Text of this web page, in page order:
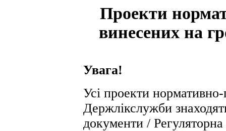
Проекти
винесених на
Увага!
Усі проекти нормативно-
Держлікслужби
документи / Регуляторна